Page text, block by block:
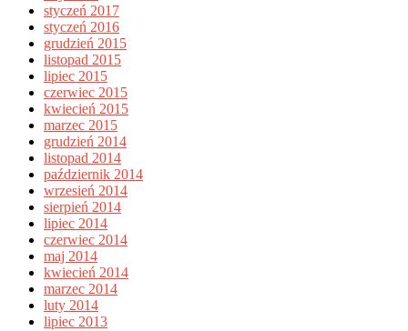
styczeń 2017
styczeń 2016
grudzień 2015
listopad 2015
lipiec 2015
czerwiec 2015
kwiecień 2015
marzec 2015
grudzień 2014
listopad 2014
październik 2014
wrzesień 2014
sierpień 2014
lipiec 2014
czerwiec 2014
maj 2014
kwiecień 2014
marzec 2014
luty 2014
lipiec 2013